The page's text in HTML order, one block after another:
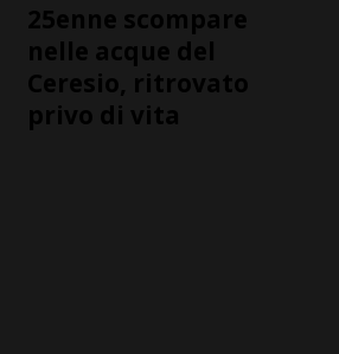
25enne scompare
nelle acque del
Ceresio, ritrovato
privo di vita